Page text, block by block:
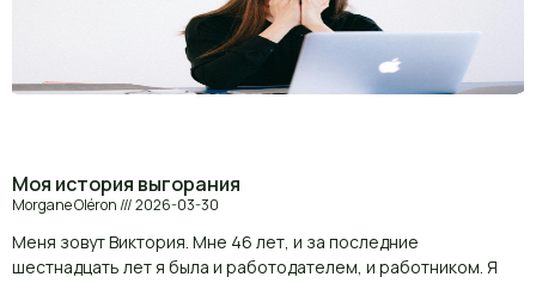
Моя история выгорания
Morgane Oléron 2026-03-30
Меня зовут Виктория. Мне 46 лет, и за последние
шестнадцать лет я была и работодателем, и работником. Я